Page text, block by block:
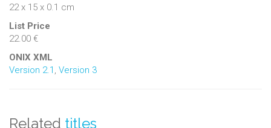
22 x 15 x 0.1 cm
List Price
22.00 €
ONIX XML
Version 2.1 , Version 3
Related titles